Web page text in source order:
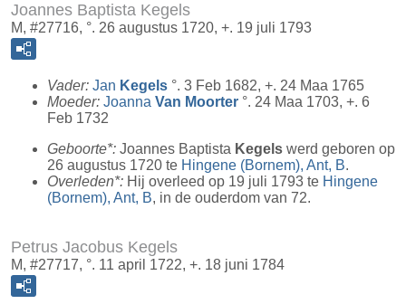
Joannes Baptista Kegels
M, #27716, °. 26 augustus 1720, +. 19 juli 1793
Vader: Jan Kegels °. 3 Feb 1682, +. 24 Maa 1765
Moeder: Joanna Van Moorter °. 24 Maa 1703, +. 6
Feb 1732
Geboorte*: Joannes Baptista Kegels werd geboren op
26 augustus 1720 te Hingene (Bornem), Ant, B.
Overleden*: Hij overleed op 19 juli 1793 te Hingene
(Bornem), Ant, B, in de ouderdom van 72.
Petrus Jacobus Kegels
M, #27717, °. 11 april 1722, +. 18 juni 1784